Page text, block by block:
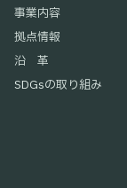
事業内容
拠点情報
沿 革
SDGsの取り組み